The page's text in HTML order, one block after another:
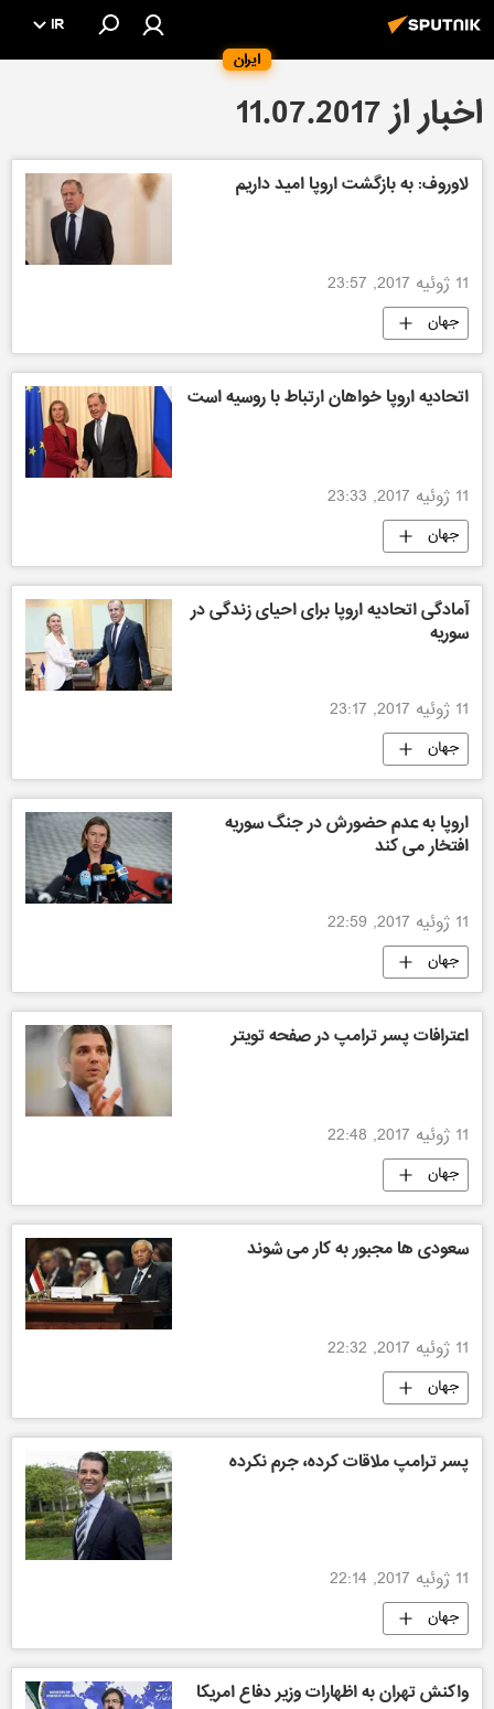
ایران
IR
اخبار از 11.07.2017
لاوروف: به بازگشت اروپا امید داریم
11 ژوئیه 2017, 23:57
جهان
اتحادیه اروپا خواهان ارتباط با روسیه است
11 ژوئیه 2017, 23:33
جهان
آمادگی اتحادیه اروپا برای احیای زندگی در
سوریه
11 ژوئیه 2017, 23:17
جهان
اروپا به عدم حضورش در جنگ سوریه
افتخار می کند
11 ژوئیه 2017, 22:59
جهان
اعترافات پسر ترامپ در صفحه تویتر
11 ژوئیه 2017, 22:48
جهان
سعودی ها مجبور به کار می شوند
11 ژوئیه 2017, 22:32
جهان
پسر ترامپ ملاقات کرده، جرم نکرده
11 ژوئیه 2017, 22:14
جهان
واکنش تهران به اظهارات وزیر دفاع امریکا